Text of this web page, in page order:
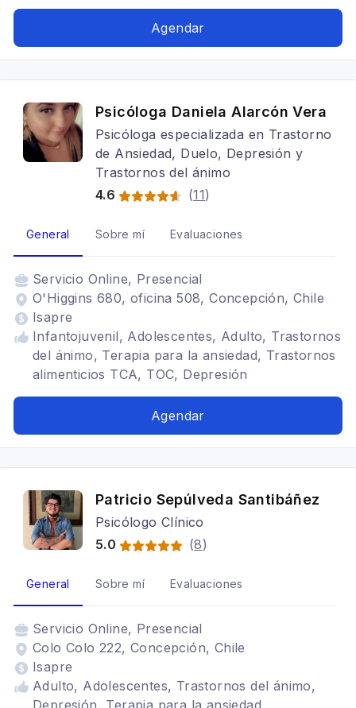
Neurofeedback, Trastornos alimenticios TCA,
Agendar
Psicóloga Daniela Alarcón Vera
Psicóloga especializada en Trastorno
de Ansiedad, Duelo, Depresión y
Trastornos del ánimo
4.6
(11)
General Sobre mí Evaluaciones
Servicio Online, Presencial
O'Higgins 680, oficina 508, Concepción, Chile
Isapre
Infantojuvenil, Adolescentes, Adulto, Trastornos
del ánimo, Terapia para la ansiedad, Trastornos
alimenticios TCA, TOC, Depresión
Agendar
Patricio Sepúlveda Santibáñez
Psicólogo Clínico
5.0
(8)
General Sobre mí Evaluaciones
Servicio Online, Presencial
Colo Colo 222, Concepción, Chile
Isapre
Adulto, Adolescentes, Trastornos del ánimo,
Depresión, Terapia para la ansiedad,